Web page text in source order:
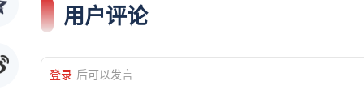
用户评论
登录 后可以发言